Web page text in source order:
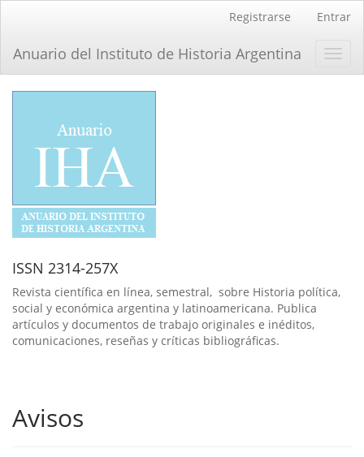
principal
Barra
lateral
Registrarse Entrar
Anuario del Instituto de Historia Argentina
ISSN 2314-257X
Revista científica en línea, semestral, sobre Historia política,
social y económica argentina y latinoamericana. Publica
artículos y documentos de trabajo originales e inéditos,
comunicaciones, reseñas y críticas bibliográficas.
Avisos